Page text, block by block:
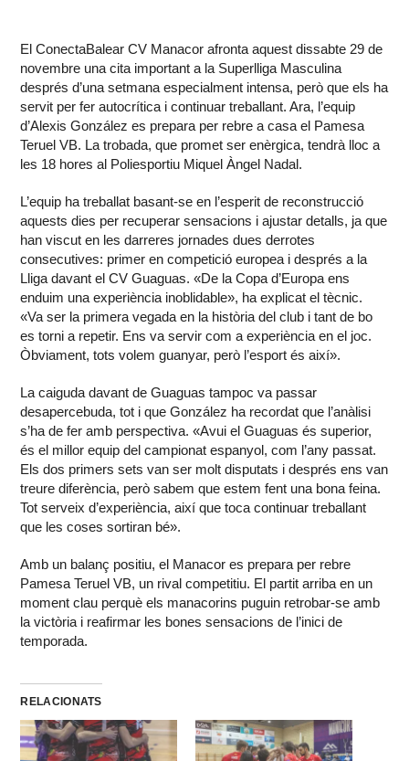
El ConectaBalear CV Manacor afronta aquest dissabte 29 de
novembre una cita important a la Superlliga Masculina
després d’una setmana especialment intensa, però que els ha
servit per fer autocrítica i continuar treballant. Ara, l’equip
d’Alexis González es prepara per rebre a casa el Pamesa
Teruel VB. La trobada, que promet ser enèrgica, tendrà lloc a
les 18 hores al Poliesportiu Miquel Àngel Nadal.
L’equip ha treballat basant-se en l’esperit de reconstrucció
aquests dies per recuperar sensacions i ajustar detalls, ja que
han viscut en les darreres jornades dues derrotes
consecutives: primer en competició europea i després a la
Lliga davant el CV Guaguas. «De la Copa d’Europa ens
enduim una experiència inoblidable», ha explicat el tècnic.
«Va ser la primera vegada en la història del club i tant de bo
es torni a repetir. Ens va servir com a experiència en el joc.
Òbviament, tots volem guanyar, però l’esport és així».
La caiguda davant de Guaguas tampoc va passar
desapercebuda, tot i que González ha recordat que l’anàlisi
s’ha de fer amb perspectiva. «Avui el Guaguas és superior,
és el millor equip del campionat espanyol, com l’any passat.
Els dos primers sets van ser molt disputats i després ens van
treure diferència, però sabem que estem fent una bona feina.
Tot serveix d’experiència, així que toca continuar treballant
que les coses sortiran bé».
Amb un balanç positiu, el Manacor es prepara per rebre
Pamesa Teruel VB, un rival competitiu. El partit arriba en un
moment clau perquè els manacorins puguin retrobar-se amb
la victòria i reafirmar les bones sensacions de l’inici de
temporada.
RELACIONATS